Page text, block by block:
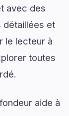
avec des
détaillées et
le lecteur à
toutes
aide à